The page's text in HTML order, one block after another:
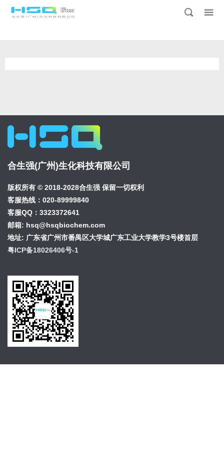
合生强(广州)生化科技有限公司
版权所有 © 2018-2028合生强 保留一切权利
客服热线：020-89999840
客服QQ： 3323372641
邮箱: hsq@hsqbiochem.com
地址: 广东省广州市番禺区大学城广东工业大学教学3号楼首层
粤ICP备18026406号-1